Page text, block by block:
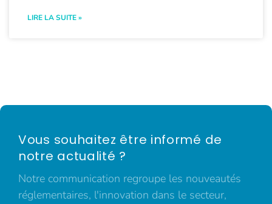
LIRE LA SUITE »
Vous souhaitez être informé de
notre actualité ?
Notre communication regroupe les nouveautés
réglementaires, l'innovation dans le secteur,